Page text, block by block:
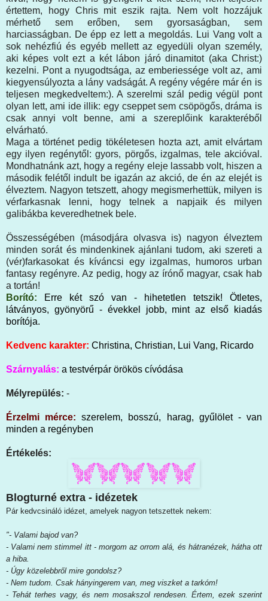
értettem, hogy Chris mit eszik rajta. Nem volt hozzájuk
mérhető sem erőben, sem gyorsaságban, sem
harciasságban. De épp ez lett a megoldás. Lui Vang volt a
sok nehézfiú és egyéb mellett az egyedüli olyan személy,
aki képes volt ezt a két lábon járó dinamitot (aka Christ:)
kezelni. Pont a nyugodtsága, az emberiessége volt az, ami
kiegyensúlyozta a lány vadságát. A regény végére már én is
teljesen megkedveltem:). A szerelmi szál pedig végül pont
olyan lett, ami ide illik: egy cseppet sem csöpögős, dráma is
csak annyi volt benne, ami a szereplőink karakteréből
elvárható.
Maga a történet pedig tökéletesen hozta azt, amit elvártam
egy ilyen regénytől: gyors, pörgős, izgalmas, tele akcióval.
Mondhatnánk azt, hogy a regény eleje lassabb volt, hiszen a
második felétől indult be igazán az akció, de én az elejét is
élveztem. Nagyon tetszett, ahogy megismerhettük, milyen is
vérfarkasnak lenni, hogy telnek a napjaik és milyen
galibákba keveredhetnek bele.
Összességében (másodjára olvasva is) nagyon élveztem
minden sorát és mindenkinek ajánlani tudom, aki szereti a
(vér)farkasokat és kíváncsi egy izgalmas, humoros urban
fantasy regényre. Az pedig, hogy az írónő magyar, csak hab
a tortán!
Borító:
Erre két szó van - hihetetlen tetszik! Ötletes,
látványos, gyönyörű - évekkel jobb, mint az első kiadás
borítója.
Kedvenc karakter: Christina, Christian, Lui Vang, Ricardo
Szárnyalás: a testvérpár örökös cívódása
Mélyrepülés: -
Érzelmi mérce:szerelem, bosszú, harag, gyűlölet - van
minden a regényben
Értékelés:
Blogturné extra - idézetek
Pár kedvcsináló idézet, amelyek nagyon tetszettek nekem:
"- Valami bajod van?
- Valami nem stimmel itt - morgom az orrom alá, és hátranézek, hátha ott
a hiba.
- Úgy közelebbről mire gondolsz?
- Nem tudom. Csak hányingerem van, meg viszket a tarkóm!
- Tehát terhes vagy, és nem mosakszol rendesen. Értem, ezek szerint